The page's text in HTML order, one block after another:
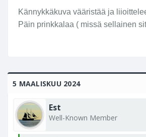
kuukaudessa,-)
Kännykkäkuva vääristää ja
Päin prinkkalaa ( missä sellainen
5 MAALISKUU 2024
Est
Well-Known Member